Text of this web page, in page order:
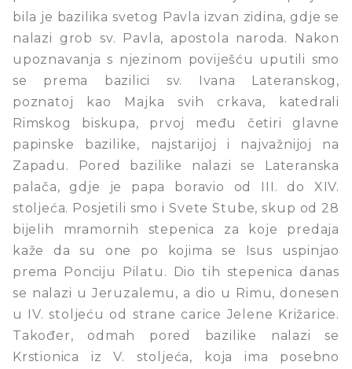
bila je bazilika svetog Pavla izvan zidina, gdje se
nalazi grob sv. Pavla, apostola naroda. Nakon
upoznavanja s njezinom poviješću uputili smo
se prema bazilici sv. Ivana Lateranskog,
poznatoj kao Majka svih crkava, katedrali
Rimskog biskupa, prvoj među četiri glavne
papinske bazilike, najstarijoj i najvažnijoj na
Zapadu. Pored bazilike nalazi se Lateranska
palača, gdje je papa boravio od III. do XIV.
stoljeća. Posjetili smo i Svete Stube, skup od 28
bijelih mramornih stepenica za koje predaja
kaže da su one po kojima se Isus uspinjao
prema Ponciju Pilatu. Dio tih stepenica danas
se nalazi u Jeruzalemu, a dio u Rimu, donesen
u IV. stoljeću od strane carice Jelene Križarice.
Također, odmah pored bazilike nalazi se
Krstionica iz V. stoljeća, koja ima posebno